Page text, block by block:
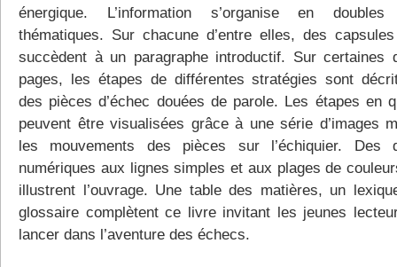
énergique. L’information s’organise en doubles
thématiques. Sur chacune d’entre elles, des
succèdent à un paragraphe introductif. Sur certaines
pages, les étapes de différentes stratégies sont
des pièces d’échec douées de parole. Les étapes en
peuvent être visualisées grâce à une série d’images
les mouvements des pièces sur l’échiquier. Des
numériques aux lignes simples et aux plages de
illustrent l’ouvrage. Une table des matières, un
glossaire complètent ce livre invitant les jeunes
lancer dans l’aventure des échecs.